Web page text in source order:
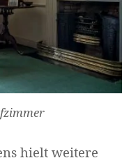
hielt weitere